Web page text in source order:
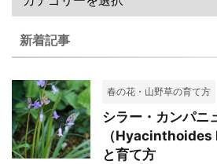
新着記事
春の花・山野草の育て方
シラー・カンパニ
（
と育て方